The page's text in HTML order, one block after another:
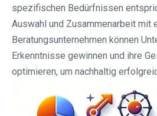
spezifischen Bedürfnissen
Auswahl und Zusammenarbeit mit
Beratungsunternehmen können
Erkenntnisse gewinnen und ihre
optimieren, um nachhaltig